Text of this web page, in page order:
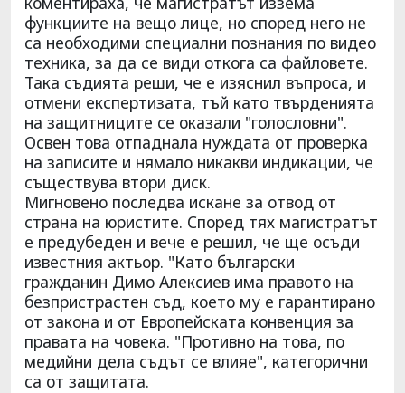
функциите на вещо лице, но според него не
са необходими специални познания по видео
техника, за да се види откога са файловете.
Така съдията реши, че е изяснил въпроса, и
отмени експертизата, тъй като твърденията
на защитниците се оказали "голословни".
Освен това отпаднала нуждата от проверка
на записите и нямало никакви индикации, че
съществува втори диск.
Мигновено последва искане за отвод от
страна на юристите. Според тях магистратът
е предубеден и вече е решил, че ще осъди
известния актьор. "Като български
гражданин Димо Алексиев има правото на
безпристрастен съд, което му е гарантирано
от закона и от Европейската конвенция за
правата на човека. "Противно на това, по
медийни дела съдът се влияе", категорични
са от защитата.